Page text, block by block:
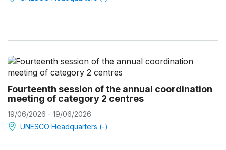
Fourteenth session of the annual coordination
meeting of category 2 centres
19/06/2026 - 19/06/2026
UNESCO Headquarters (-)